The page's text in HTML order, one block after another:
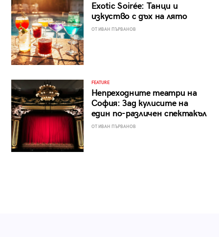
Exotic Soirée: Танци и
изкуство с дъх на лято
ОТ ИВАН ПЪРВАНОВ
FEATURE
Непреходните театри на
София: Зад кулисите на
един по-различен спектакъл
ОТ ИВАН ПЪРВАНОВ